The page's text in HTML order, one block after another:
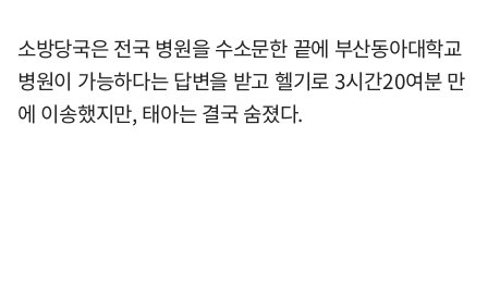
소방당국은 전국 병원을 수소문한 끝에 부산동아대학교
병원이 가능하다는 답변을 받고 헬기로 3시간20여분 만
에 이송했지만, 태아는 결국 숨졌다.